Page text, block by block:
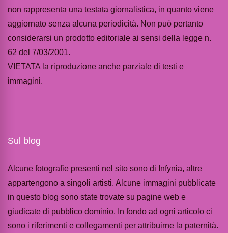
non rappresenta una testata giornalistica, in quanto viene
aggiornato senza alcuna periodicità. Non può pertanto
considerarsi un prodotto editoriale ai sensi della legge n.
62 del 7/03/2001.
VIETATA la riproduzione anche parziale di testi e
immagini.
Sul blog
Alcune fotografie presenti nel sito sono di Infynia, altre
appartengono a singoli artisti. Alcune immagini pubblicate
in questo blog sono state trovate su pagine web e
giudicate di pubblico dominio. In fondo ad ogni articolo ci
sono i riferimenti e collegamenti per attribuirne la paternità.